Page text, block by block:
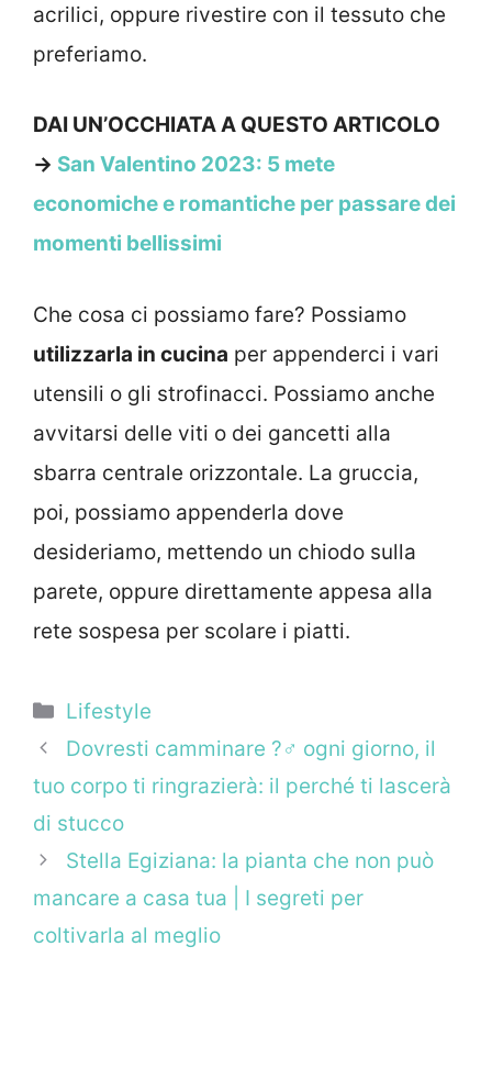
acrilici, oppure rivestire con il tessuto che
preferiamo.
DAI UN’OCCHIATA A QUESTO ARTICOLO
→ San Valentino 2023: 5 mete
economiche e romantiche per passare dei
momenti bellissimi
Che cosa ci possiamo fare? Possiamo
utilizzarla in cucina per appenderci i vari
utensili o gli strofinacci. Possiamo anche
avvitarsi delle viti o dei gancetti alla
sbarra centrale orizzontale. La gruccia,
poi, possiamo appenderla dove
desideriamo, mettendo un chiodo sulla
parete, oppure direttamente appesa alla
rete sospesa per scolare i piatti.
Categorie
Lifestyle
Dovresti camminare ?‍♂️ ogni giorno, il
tuo corpo ti ringrazierà: il perché ti lascerà
di stucco
Stella Egiziana: la pianta che non può
mancare a casa tua | I segreti per
coltivarla al meglio